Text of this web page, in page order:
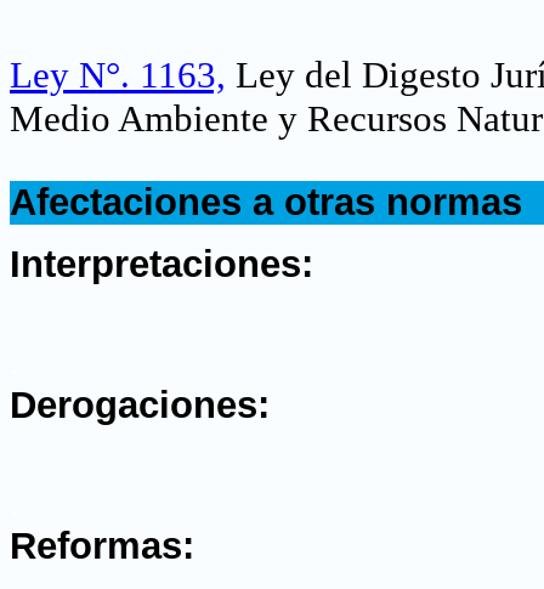
Ley N°. 1163, Ley del Digesto
Medio Ambiente y Recursos
Afectaciones a otras normas
Interpretaciones:
Derogaciones:
Reformas: